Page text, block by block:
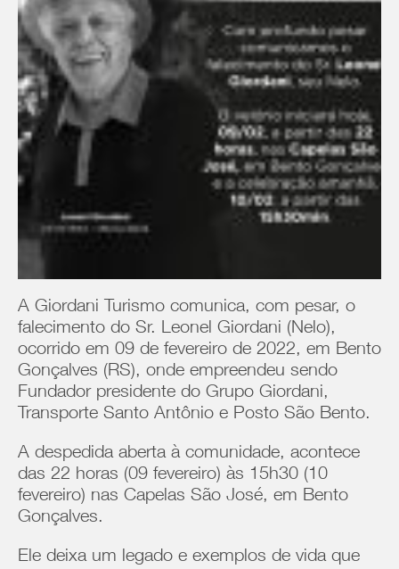
A Giordani Turismo comunica, com pesar, o
falecimento do Sr. Leonel Giordani (Nelo),
ocorrido em 09 de fevereiro de 2022, em Bento
Gonçalves (RS), onde empreendeu sendo
Fundador presidente do Grupo Giordani,
Transporte Santo Antônio e Posto São Bento.
A despedida aberta à comunidade, acontece
das 22 horas (09 fevereiro) às 15h30 (10
fevereiro) nas Capelas São José, em Bento
Gonçalves.
Ele deixa um legado e exemplos de vida que